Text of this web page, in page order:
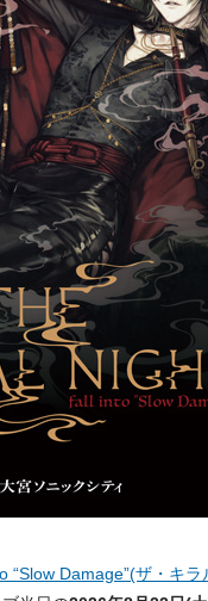
Damage”(ザ・キ